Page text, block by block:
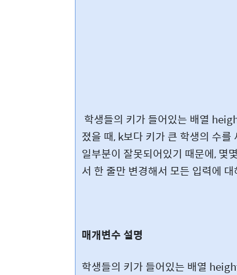
학생들의 키가 들어있는 배열
졌을 때, k보다 키가 큰 학생의 수
일부분이 잘못되어있기 때문에, 몇
서 한 줄만 변경해서 모든 입력에
매개변수 설명
학생들의 키가 들어있는 배열